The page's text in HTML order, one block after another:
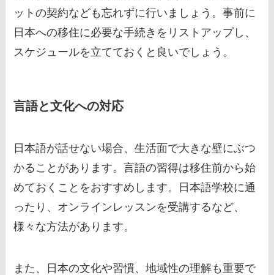
ットの契約なども忘れずに行いましょう。事前に
日本への移住に必要な手続きをリストアップし、
スケジュールを立てておくと良いでしょう。
言語と文化への対応
日本語が話せない場合、生活面で大きな壁にぶつ
かることがあります。言語の習得は移住前から始
めておくことをおすすめします。日本語学校に通
ったり、オンラインレッスンを受講するなど、
様々な方法があります。
また、日本の文化や習慣、地域性の理解も重要で